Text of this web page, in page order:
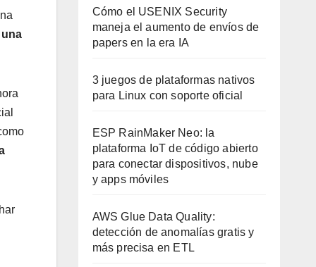
Cómo el USENIX Security
maneja el aumento de envíos de
papers en la era IA
3 juegos de plataformas nativos
para Linux con soporte oficial
ESP RainMaker Neo: la
plataforma IoT de código abierto
para conectar dispositivos, nube
y apps móviles
AWS Glue Data Quality:
detección de anomalías gratis y
más precisa en ETL